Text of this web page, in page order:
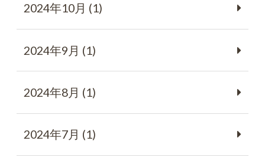
2024年10月 (1)
2024年9月 (1)
2024年8月 (1)
2024年7月 (1)